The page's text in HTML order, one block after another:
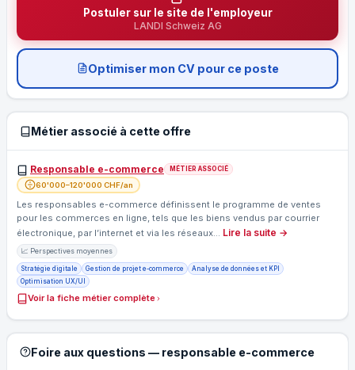
Postuler sur le site de l'employeur
LANDI Schweiz AG
Optimiser mon CV pour ce poste
Métier associé à cette offre
Responsable e-commerce MÉTIER ASSOCIÉ
60'000–120'000 CHF/an
Les responsables e-commerce définissent le programme de ventes
pour les commerces en ligne, tels que les biens vendus par courrier
électronique, par l’internet et via les réseaux… Lire la suite →
📈 Perspectives moyennes
Stratégie digitale Gestion de projet e‑commerce
Analyse de données et KPI
Optimisation UX/UI
Voir la fiche métier complète
Foire aux questions — responsable e-commerce